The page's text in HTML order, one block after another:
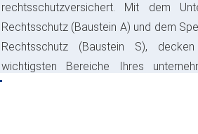
rechtsschutzversichert. Mit dem
Rechtsschutz (Baustein A) und dem
Rechtsschutz (Baustein S),
wichtigsten Bereiche Ihres
Risikos ab und sparen bares Geld.